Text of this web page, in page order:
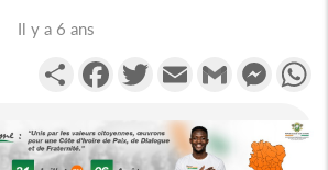
Il y a 6 ans
PartagerFacebookTwitterEmail Gmail